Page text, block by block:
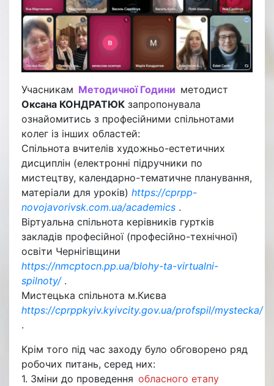
Учасникам Методичної Години методист
Оксана КОНДРАТЮК запропонувала
ознайомитись з професійними спільнотами
колег із інших областей:
Спільнота вчителів художньо-естетичних
дисциплін (електронні підручники по
мистецтву, календарно-тематичне планування,
матеріали для уроків) https://cprpp-
novojavorivsk.com.ua/academics .
Віртуальна спільнота керівників гуртків
закладів професійної (професійно-технічної)
освіти Чернігівщини
https://nmcptocn.pp.ua/blohy-ta-virtualni-
spilnoty/.
Мистецька спільнота м.Києва
https://cprppkyiv.kyivcity.gov.ua/profspil/mystecka/
.
Крім того під час заходу було обговорено ряд
робочих питань, серед них:
1. Зміни до проведення обласного етапу